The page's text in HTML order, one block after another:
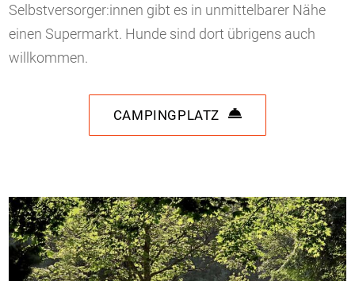
Selbstversorger:innen gibt es in unmittelbarer Nähe
einen Supermarkt. Hunde sind dort übrigens auch
willkommen.
CAMPINGPLATZ